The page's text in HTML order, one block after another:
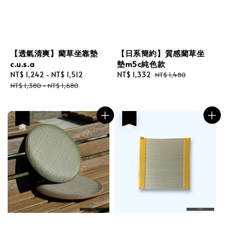
【透氣清爽】藺草坐靠墊
c.u.s.a
Sale
price
NT$ 1,242 - NT$ 1,512
NT$ 1,380-NT$ 1,680
【日系簡約】質感藺草坐
墊m5c純色款
Sale
NT$ 1,332 Regular
NT$ 1,480